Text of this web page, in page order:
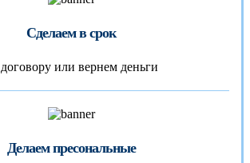
Сделаем в срок
или вернем деньги
Делаем пресональные